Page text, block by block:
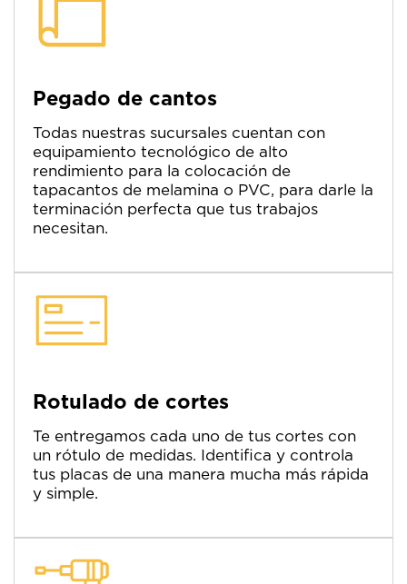
Pegado de cantos
Todas nuestras sucursales cuentan con
equipamiento tecnológico de alto
rendimiento para la colocación de
tapacantos de melamina o PVC, para darle la
terminación perfecta que tus trabajos
necesitan.
Rotulado de cortes
Te entregamos cada uno de tus cortes con
un rótulo de medidas. Identifica y controla
tus placas de una manera mucha más rápida
y simple.